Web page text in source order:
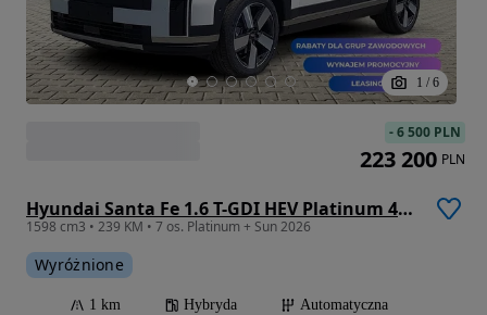
1 / 6
Hyundai Santa Fe 1.6 T-GDI HEV Platinum 4WD 7os
1598 cm3 • 239 KM • 7 os. Platinum + Sun 2026
Wyróżnione
1 km Hybryda
Automatyczna
-6 500 PLN
223 200 PLN